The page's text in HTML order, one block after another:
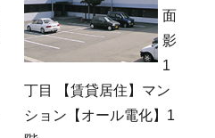
面
影
1
丁目 【賃貸居住】マン
ション【オール電化】1